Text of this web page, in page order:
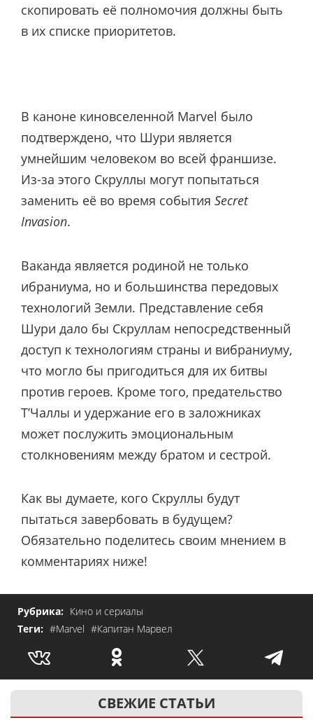
скопировать её полномочия должны быть
в их списке приоритетов.
В каноне киновселенной Marvel было
подтверждено, что Шури является
умнейшим человеком во всей франшизе.
Из-за этого Скруллы могут попытаться
заменить её во время события Secret
Invasion.
Ваканда является родиной не только
ибраниума, но и большинства передовых
технологий Земли. Представление себя
Шури дало бы Скруллам непосредственный
доступ к технологиям страны и вибраниуму,
что могло бы пригодиться для их битвы
против героев. Кроме того, предательство
Т’Чаллы и удержание его в заложниках
может послужить эмоциональным
столкновениям между братом и сестрой.
Как вы думаете, кого Скруллы будут
пытаться завербовать в будущем?
Обязательно поделитесь своим мнением в
комментариях ниже!
Рубрика: Кино и сериалы
Теги: #Marvel #Капитан Марвел
СВЕЖИЕ СТАТЬИ